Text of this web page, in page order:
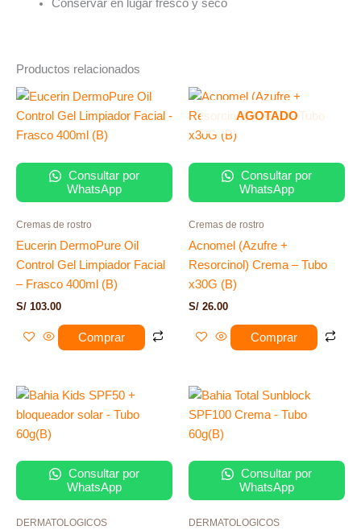
Conservar en lugar fresco y seco
Productos relacionados
Consultar por
WhatsApp
Cremas de rostro
Eucerin DermoPure Oil
Control Gel Limpiador Facial
– Frasco 400ml (B)
S/ 103.00
Comprar
AGOTADO
Consultar por
WhatsApp
Cremas de rostro
Acnomel (Azufre +
Resorcinol) Crema – Tubo
x30G (B)
S/ 26.00
Comprar
Consultar por
WhatsApp
DERMATOLOGICOS
Consultar por
WhatsApp
DERMATOLOGICOS